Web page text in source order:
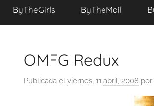
ByTheGirls ByTheMail
OMFG Redux
Publicada el viernes, 11 abril, 2008 por